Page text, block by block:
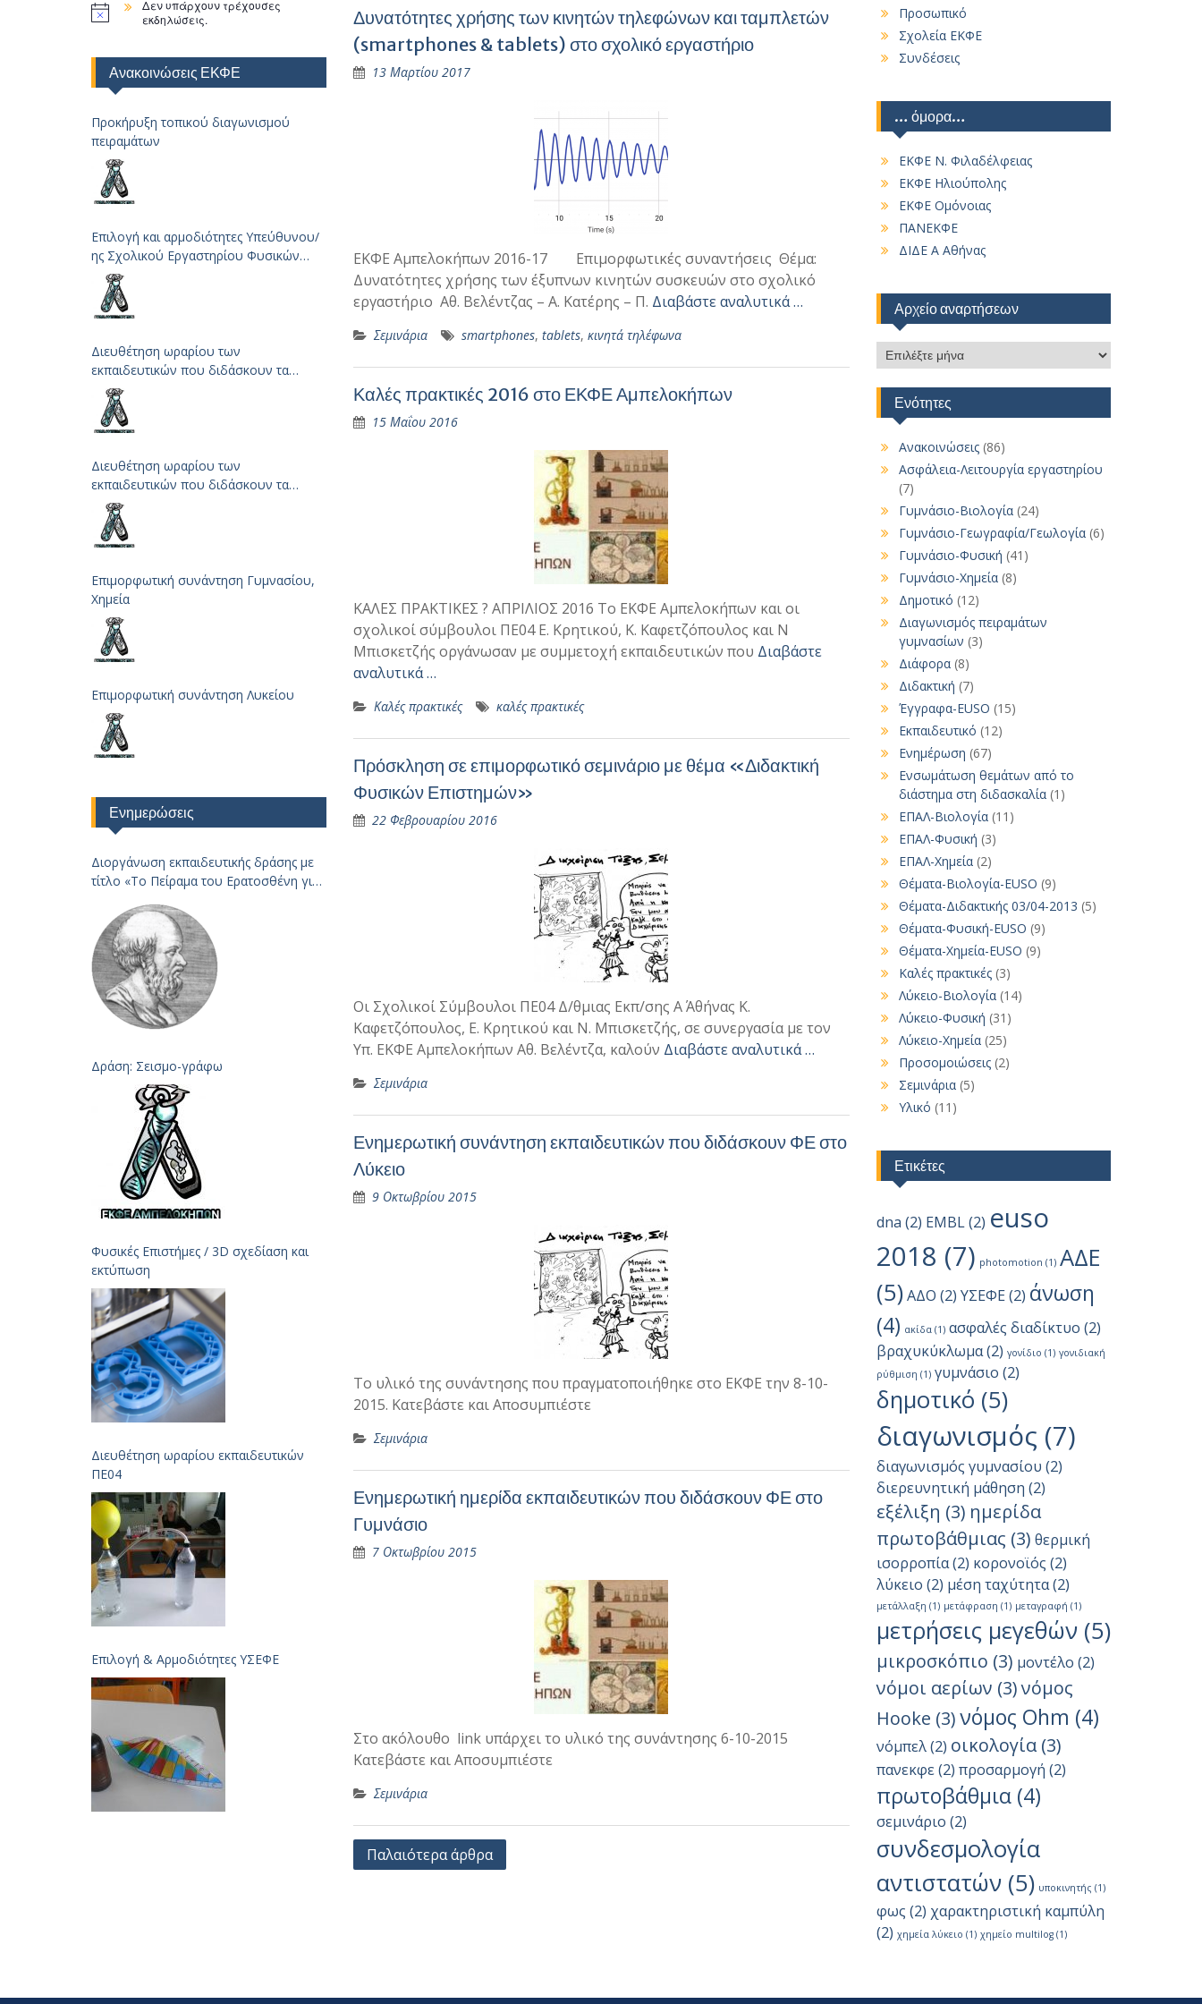
Δυνατότητες χρήσης των κινητών τηλεφώνων και ταμπλετών
(smartphones & tablets) στο σχολικό εργαστήριο
13 Μαρτίου 2017
ΕΚΦΕ Αμπελοκήπων 2016-17 Επιμορφωτικές συναντήσεις Θέμα:
Δυνατότητες χρήσης των έξυπνων κινητών συσκευών στο σχολικό
εργαστήριο Αθ. Βελέντζας – Α. Κατέρης – Π. Διαβάστε αναλυτικά …
Σεμινάρια smartphones, tablets, κινητά τηλέφωνα
Καλές πρακτικές 2016 στο ΕΚΦΕ Αμπελοκήπων
15 Μαΐου 2016
ΚΑΛΕΣ ΠΡΑΚΤΙΚΕΣ ? ΑΠΡΙΛΙΟΣ 2016 Το ΕΚΦΕ Αμπελοκήπων και οι
σχολικοί σύμβουλοι ΠΕ04 Ε. Κρητικού, Κ. Καφετζόπουλος και Ν
Μπισκετζής οργάνωσαν με συμμετοχή εκπαιδευτικών που Διαβάστε
αναλυτικά …
Καλές πρακτικές καλές πρακτικές
Πρόσκληση σε επιμορφωτικό σεμινάριο με θέμα «Διδακτική
Φυσικών Επιστημών»
22 Φεβρουαρίου 2016
Οι Σχολικοί Σύμβουλοι ΠΕ04 Δ/θμιας Εκπ/σης Α΄ Αθήνας Κ.
Καφετζόπουλος, Ε. Κρητικού και Ν. Μπισκετζής, σε συνεργασία με τον
Υπ. ΕΚΦΕ Αμπελοκήπων Αθ. Βελέντζα, καλούν Διαβάστε αναλυτικά …
Σεμινάρια
Ενημερωτική συνάντηση εκπαιδευτικών που διδάσκουν ΦΕ στο
Λύκειο
9 Οκτωβρίου 2015
Το υλικό της συνάντησης που πραγματοποιήθηκε στο ΕΚΦΕ την 8-10-
2015. Κατεβάστε και Αποσυμπιέστε
Σεμινάρια
Ενημερωτική ημερίδα εκπαιδευτικών που διδάσκουν ΦΕ στο
Γυμνάσιο
7 Οκτωβρίου 2015
Στο ακόλουθο link υπάρχει το υλικό της συνάντησης 6-10-2015
Κατεβάστε και Αποσυμπιέστε
Σεμινάρια
Πλοήγηση
Παλαιότερα άρθρα
Προσωπικό
Σχολεία ΕΚΦΕ
Συνδέσεις
… όμορα…
ΕΚΦΕ Ν. Φιλαδέλφειας
ΕΚΦΕ Ηλιούπολης
ΕΚΦΕ Ομόνοιας
ΠΑΝΕΚΦΕ
ΔΙΔΕ Α Αθήνας
Αρχείο αναρτήσεων
Αρχείο
αναρτήσεων
Ενότητες
Ανακοινώσεις(86)
Ασφάλεια-Λειτουργία εργαστηρίου
(7)
Γυμνάσιο-Βιολογία(24)
Γυμνάσιο-Γεωγραφία/Γεωλογία(6)
Γυμνάσιο-Φυσική (41)
Γυμνάσιο-Χημεία(8)
Δημοτικό (12)
Διαγωνισμός πειραμάτων
γυμνασίων (3)
Διάφορα(8)
Διδακτική (7)
Έγγραφα-EUSO (15)
Εκπαιδευτικό (12)
Ενημέρωση (67)
Ενσωμάτωση θεμάτων από το
διάστημα στη διδασκαλία(1)
ΕΠΑΛ-Βιολογία(11)
ΕΠΑΛ-Φυσική (3)
ΕΠΑΛ-Χημεία(2)
Θέματα-Βιολογία-EUSO (9)
Θέματα-Διδακτικής 03/04-2013 (5)
Θέματα-Φυσική-EUSO (9)
Θέματα-Χημεία-EUSO (9)
Καλές πρακτικές(3)
Λύκειο-Βιολογία(14)
Λύκειο-Φυσική (31)
Λύκειο-Χημεία(25)
Προσομοιώσεις(2)
Σεμινάρια(5)
Υλικό (11)
Ετικέτες
dna (2) EMBL(2) euso
2018 (7) photomotion (1) ΑΔΕ
(5) ΑΔΟ (2) ΥΣΕΦΕ(2) άνωση
(4) ακίδα(1) ασφαλές διαδίκτυο (2)
βραχυκύκλωμα(2) γονίδιο (1) γονιδιακή
ρύθμιση (1) γυμνάσιο (2)
δημοτικό (5)
διαγωνισμός (7)
διαγωνισμός γυμνασίου (2)
διερευνητική μάθηση (2)
εξέλιξη (3) ημερίδα
πρωτοβάθμιας (3) θερμική
ισορροπία(2) κορονοϊός (2)
λύκειο (2) μέση ταχύτητα(2)
μετάλλαξη (1) μετάφραση (1) μεταγραφή (1)
μετρήσεις μεγεθών(5)
μικροσκόπιο (3) μοντέλο (2)
νόμοι αερίων (3)νόμος
Hooke (3)νόμος Ohm (4)
νόμπελ(2) οικολογία(3)
πανεκφε(2) προσαρμογή (2)
πρωτοβάθμια(4)
σεμινάριο (2)
συνδεσμολογία
αντιστατών(5) υποκινητής (1)
φως (2) χαρακτηριστική καμπύλη
(2) χημεία λύκειο (1) χημείο multilog(1)
Δεν υπάρχουν τρέχουσες
εκδηλώσεις.
Ανακοινώσεις ΕΚΦΕ
Προκήρυξη τοπικού διαγωνισμού
πειραμάτων
Επιλογή και αρμοδιότητες Υπεύθυνου/
ης Σχολικού Εργαστηρίου Φυσικών
Επιστημών
Διευθέτηση ωραρίου των
εκπαιδευτικών που διδάσκουν τα
μαθήματα των Φυσικών Επιστημών
Διευθέτηση ωραρίου των
εκπαιδευτικών που διδάσκουν τα
μαθήματα των Φυσικών Επιστημών
Επιμορφωτική συνάντηση Γυμνασίου,
Χημεία
Επιμορφωτική συνάντηση Λυκείου
Ενημερώσεις
Διοργάνωση εκπαιδευτικής δράσης με
τίτλο «Το Πείραμα του Ερατοσθένη για
Υπολογισμό της Ακτίνας της Γης – 2023
Δράση: Σεισμο-γράφω
Φυσικές Επιστήμες / 3D σχεδίαση και
εκτύπωση
Διευθέτηση ωραρίου εκπαιδευτικών
ΠΕ04
Επιλογή & Aρμοδιότητες ΥΣΕΦΕ